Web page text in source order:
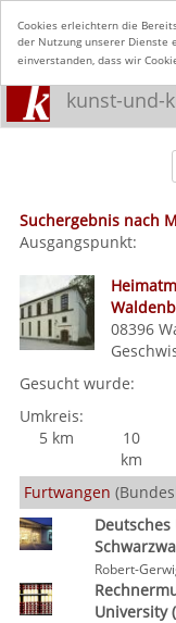
Cookies erleichtern die
der Nutzung unserer Dienste
einverstanden, dass wir
kunst-und-
Suchergebnis nach
Ausgangspunkt:
08396
Gesucht wurde:
Umkreis:
5 km
10
km
Furtwangen
Robert-
University